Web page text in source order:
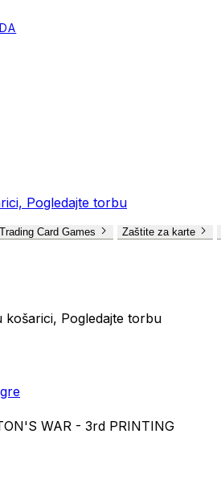
Pogledajte torbu
Trading Card Games Zaštite za karte
košarici, Pogledajte torbu
WAR - 3rd PRINTING